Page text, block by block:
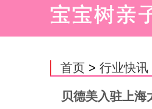
首页 > 行业快讯
贝德美入驻上海